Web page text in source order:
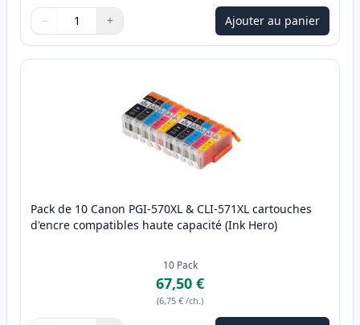
Quantité
Utilisez les boutons pour ajuster
− +
Quantité Ajouter au panier
Pack de 10 Canon PGI-570XL & CLI-571XL cartouches
d'encre compatibles haute capacité (Ink Hero)
10 Pack
67,50 €
(6,75 € /ch.)